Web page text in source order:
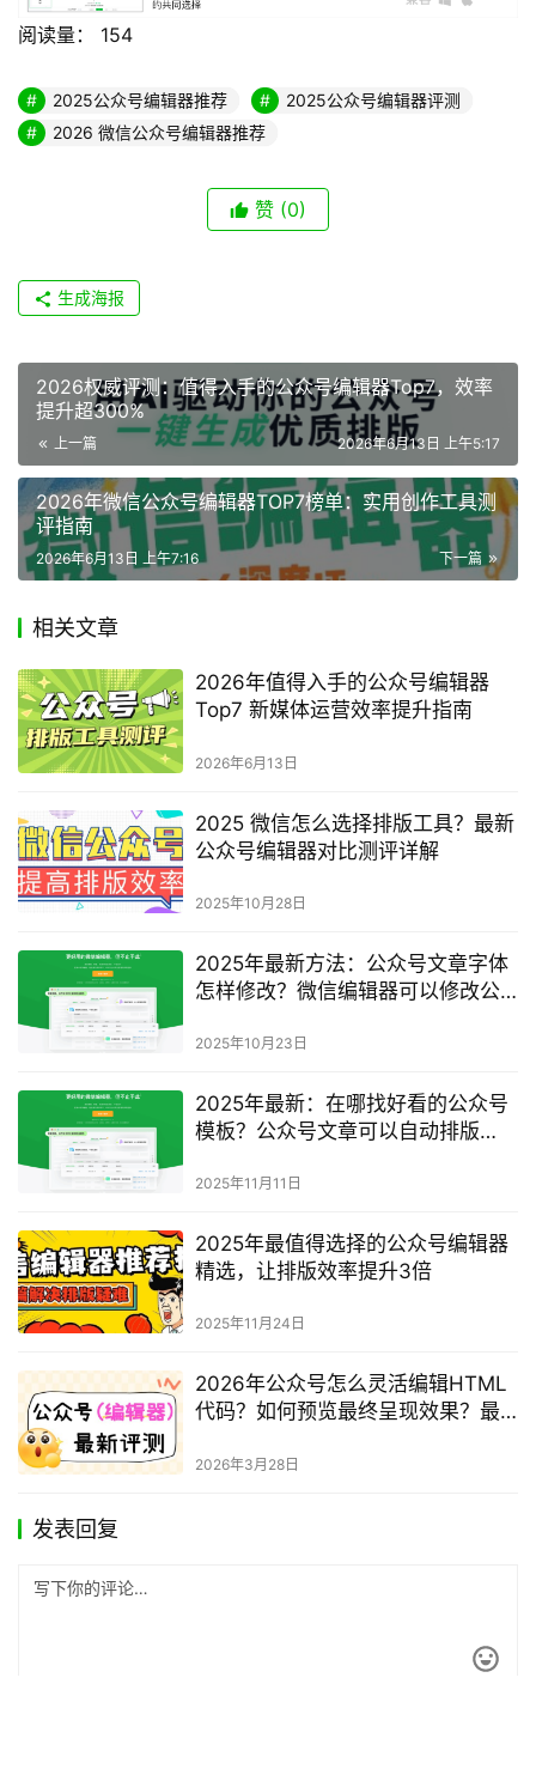
阅读量： 154
2025公众号编辑器推荐
2025公众号编辑器评测
2026 微信公众号编辑器推荐
赞 (0)
生成海报
2026权威评测：值得入手的公众号编辑器Top7，效率
提升超300%
上一篇 2026年6月13日 上午5:17
2026年微信公众号编辑器TOP7榜单：实用创作工具测
评指南
下一篇
2026年6月13日 上午7:16
相关文章
2026年值得入手的公众号编辑器
Top7 新媒体运营效率提升指南
2026年6月13日
2025 微信怎么选择排版工具？最新
公众号编辑器对比测评详解
2025年10月28日
2025年最新方法：公众号文章字体
怎样修改？微信编辑器可以修改公
2025年10月23日
2025年最新：在哪找好看的公众号
模板？公众号文章可以自动排版
2025年11月11日
2025年最值得选择的公众号编辑器
精选，让排版效率提升3倍
2025年11月24日
2026年公众号怎么灵活编辑HTML
代码？如何预览最终呈现效果？最
2026年3月28日
发表回复